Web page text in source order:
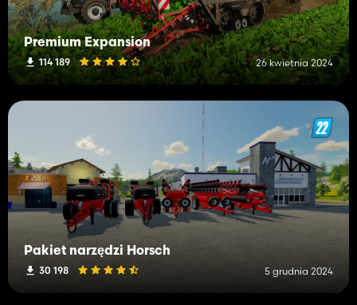
Premium Expansion
114 189 26 kwietnia 2024
Pakiet narzędzi Horsch
30 198 5 grudnia 2024